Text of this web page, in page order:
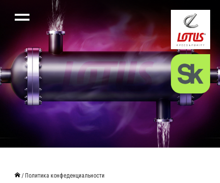
/ Политика конфеденциальности